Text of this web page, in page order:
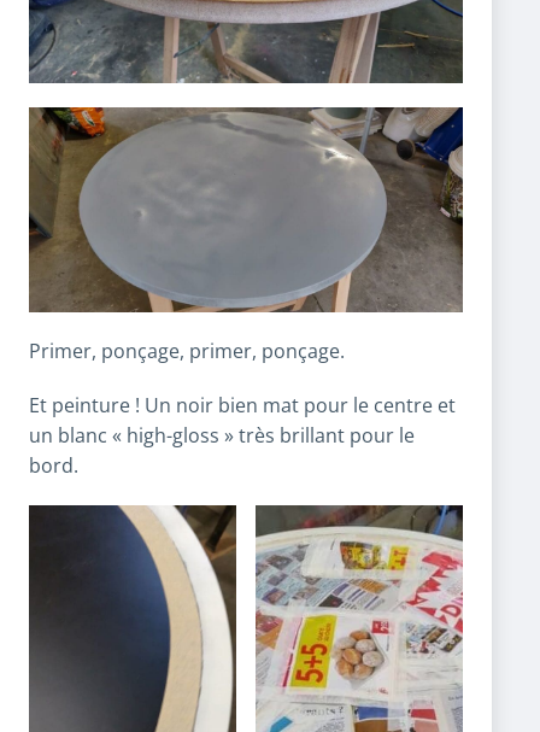
Primer, ponçage, primer, ponçage.
Et peinture ! Un noir bien mat pour le centre et
un blanc « high-gloss » très brillant pour le
bord.